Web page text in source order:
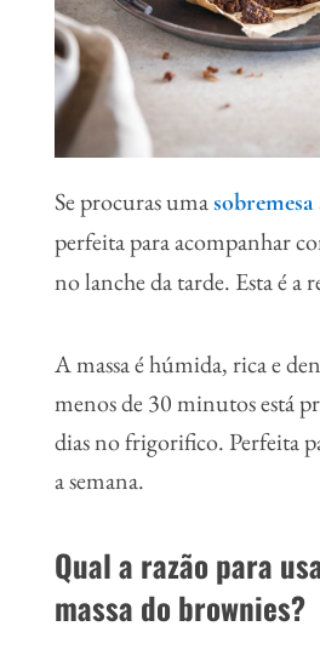
Se procuras umasobremesa
perfeita para acompanhar
no lanche da tarde. Esta é a
A massa é húmida, rica e
menos de 30 minutos está
dias no frigorifico. Perfeita
a semana.
Qual a razão para
massa do brownies?